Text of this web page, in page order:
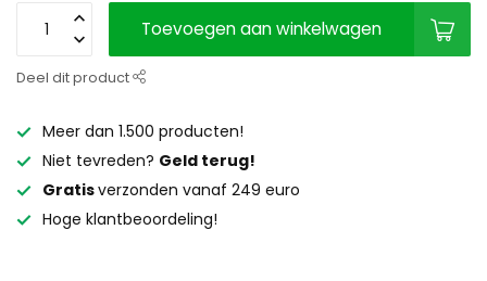
Toevoegen aan winkelwagen
Deel dit product
Meer dan 1.500 producten!
Niet tevreden? Geld terug!
Gratisverzonden vanaf 249 euro
Hoge klantbeoordeling!